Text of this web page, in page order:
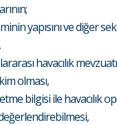
yapısını ve diğer
havacılık
olması,
bilgisi ile havacılık